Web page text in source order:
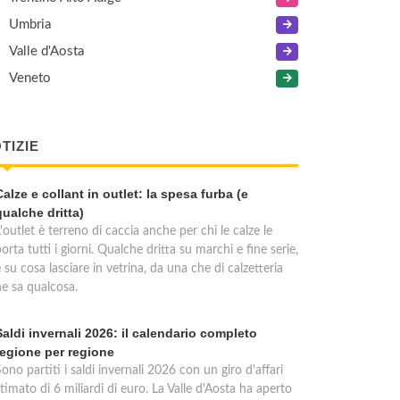
Umbria
Valle d'Aosta
Veneto
e collant in outlet: la spesa furba (e
dritta)
è terreno di caccia anche per chi le calze le
tutti i giorni. Qualche dritta su marchi e fine serie,
su cosa lasciare in vetrina, da una che di calzetteria
sa qualcosa.
invernali 2026: il calendario completo
per regione
partiti i saldi invernali 2026 con un giro d'affari
di 6 miliardi di euro. La Valle d'Aosta ha aperto